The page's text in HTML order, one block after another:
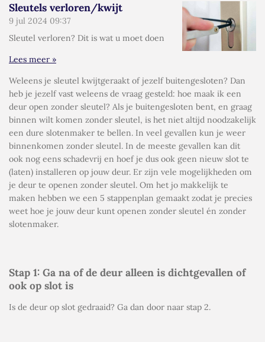
Sleutels verloren/kwijt
9 jul 2024 09:37
Sleutel verloren? Dit is wat u moet doen
Lees meer »
Weleens je sleutel kwijtgeraakt of jezelf buitengesloten? Dan
heb je jezelf vast weleens de vraag gesteld: hoe maak ik een
deur open zonder sleutel? Als je buitengesloten bent, en graag
binnen wilt komen zonder sleutel, is het niet altijd noodzakelijk
een dure slotenmaker te bellen. In veel gevallen kun je weer
binnenkomen zonder sleutel. In de meeste gevallen kan dit
ook nog eens schadevrij en hoef je dus ook geen nieuw slot te
(laten) installeren op jouw deur. Er zijn vele mogelijkheden om
je deur te openen zonder sleutel. Om het jo makkelijk te
maken hebben we een 5 stappenplan gemaakt zodat je precies
weet hoe je jouw deur kunt openen zonder sleutel én zonder
slotenmaker.
Stap 1: Ga na of de deur alleen is dichtgevallen of
ook op slot is
Is de deur op slot gedraaid? Ga dan door naar stap 2.